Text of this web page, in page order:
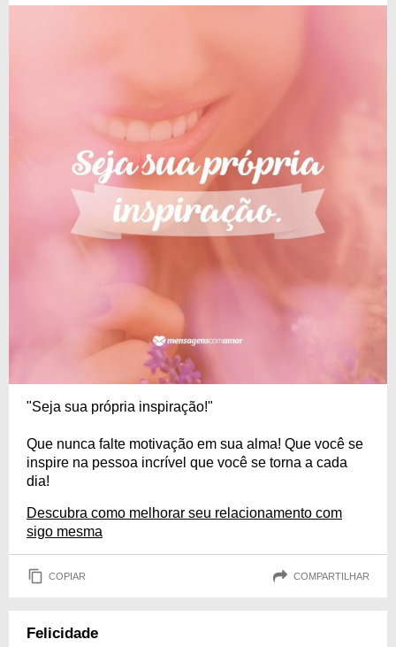
"Seja sua própria inspiração!"
Que nunca falte motivação em sua alma! Que você se
inspire na pessoa incrível que você se torna a cada
dia!
Descubra como melhorar seu relacionamento com
sigo mesma
COPIAR COMPARTILHAR
Felicidade